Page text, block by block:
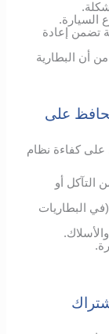
السيارة.
تضمن إعادة
من أن البطارية
على
على كفاءة نظام
التآكل أو
البطاريات